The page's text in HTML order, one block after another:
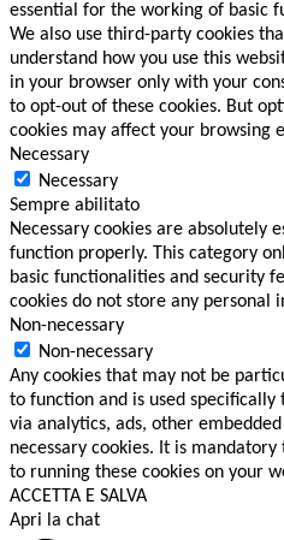
essential for the working of basic
We also use third-party cookies
understand how you use this
in your browser only with your
to opt-out of these cookies. But
cookies may affect your browsing
Necessary
Necessary
Sempre abilitato
Necessary cookies are absolutely
function properly. This category
basic functionalities and security
cookies do not store any personal
Non-necessary
Non-necessary
Any cookies that may not be
to function and is used
via analytics, ads, other
necessary cookies. It is
to running these cookies on your
ACCETTA E SALVA
Apri la chat